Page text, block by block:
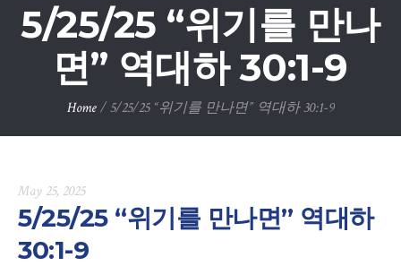
5/25/25 “위기를 만나
면” 역대하 30:1-9
Home / 5/25/25 “위기를 만나면” 역대하 30:1-9
May 25, 2025
5/25/25 “위기를 만나면” 역대하
30:1-9